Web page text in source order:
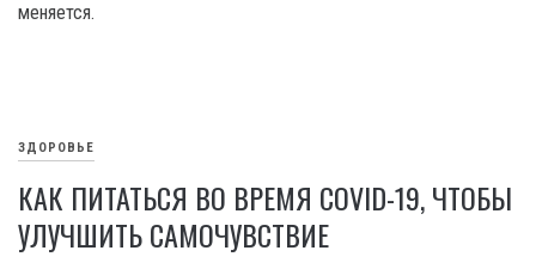
меняется.
ЗДОРОВЬЕ
КАК ПИТАТЬСЯ ВО ВРЕМЯ COVID-19, ЧТОБЫ
УЛУЧШИТЬ САМОЧУВСТВИЕ